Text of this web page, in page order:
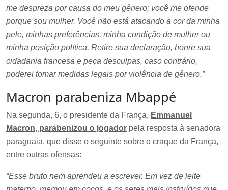
me despreza por causa do meu gênero; você me ofende
porque sou mulher. Você não está atacando a cor da minha
pele, minhas preferências, minha condição de mulher ou
minha posição política. Retire sua declaração, honre sua
cidadania francesa e peça desculpas, caso contrário,
poderei tomar medidas legais por violência de gênero.”
Macron parabeniza Mbappé
Na segunda, 6, o presidente da França, Emmanuel
Macron, parabenizou o jogador pela resposta à senadora
paraguaia, que disse o seguinte sobre o craque da França,
entre outras ofensas:
“Esse bruto nem aprendeu a escrever. Em vez de leite